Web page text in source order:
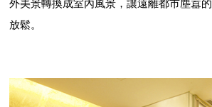
外美景轉換成室內風景，讓遠離都市塵囂
放鬆。